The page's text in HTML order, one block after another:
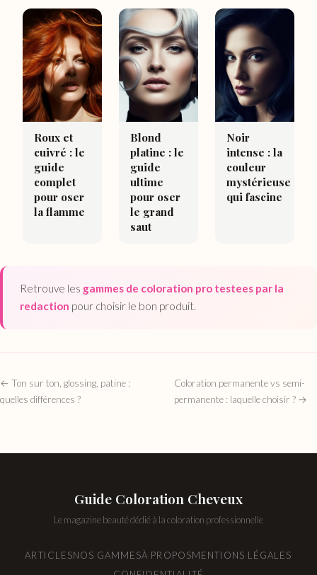
Roux et
cuivré : le
guide
complet
pour oser
la flamme
Blond
platine : le
guide
ultime
pour oser
le grand
saut
Noir
intense : la
couleur
mystérieuse
qui fascine
Retrouve les gammes de coloration pro testees par la
redaction pour choisir le bon produit.
← Ton sur ton, glossing, patine :
quelles différences ?
Coloration permanente vs semi-
permanente : laquelle choisir ? →
Guide Coloration Cheveux
Le magazine beauté dédié à la coloration professionnelle
ARTICLESNOS GAMMESÀ PROPOSMENTIONS LÉGALES